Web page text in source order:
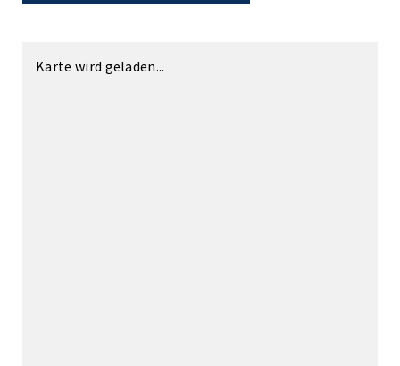
Karte wird geladen...